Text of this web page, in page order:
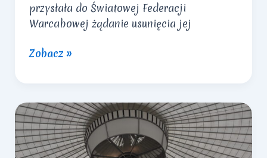
przysłała do Światowej Federacji
Warcabowej żądanie usunięcia jej
Ich
Zobacz »